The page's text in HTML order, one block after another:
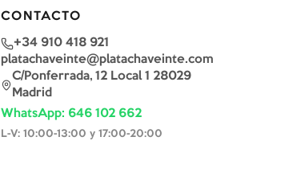
CONTACTO
+34 910 418 921
platachaveinte@platachaveinte.com
C/Ponferrada, 12 Local 1 28029
Madrid
WhatsApp: 646 102 662
L-V: 10:00-13:00 y 17:00-20:00